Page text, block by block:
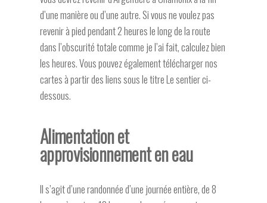
d’une manière ou d’une autre. Si vous ne voulez pas
revenir à pied pendant 2 heures le long de la route
dans l’obscurité totale comme je l’ai fait, calculez bien
les heures. Vous pouvez également télécharger nos
cartes à partir des liens sous le titre Le sentier ci-
dessous.
Alimentation et
approvisionnement en eau
Il s’agit d’une randonnée d’une journée entière, de 8